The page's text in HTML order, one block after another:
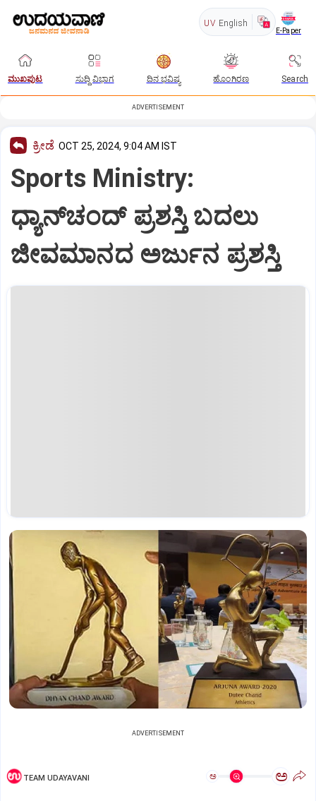
UV English
E-Paper
ಮುಖಪುಟ ಸುದ್ದಿ ವಿಭಾಗ ದಿನ ಭವಿಷ್ಯ ಹೊಂಗಿರಣ Search
ADVERTISEMENT
ಕ್ರೀಡೆ OCT 25, 2024, 9:04 AM IST
Sports Ministry:
ಧ್ಯಾನ್‌ಚಂದ್‌ ಪ್ರಶಸ್ತಿ ಬದಲು
ಜೀವಮಾನದ ಅರ್ಜುನ ಪ್ರಶಸ್ತಿ
ADVERTISEMENT
TEAM UDAYAVANI ಅ ಅ